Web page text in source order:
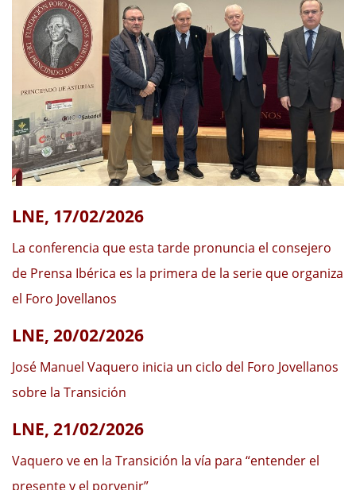
LNE, 17/02/2026
La conferencia que esta tarde pronuncia el consejero
de Prensa Ibérica es la primera de la serie que organiza
el Foro Jovellanos
LNE, 20/02/2026
José Manuel Vaquero inicia un ciclo del Foro Jovellanos
sobre la Transición
LNE, 21/02/2026
Vaquero ve en la Transición la vía para “entender el
presente y el porvenir”